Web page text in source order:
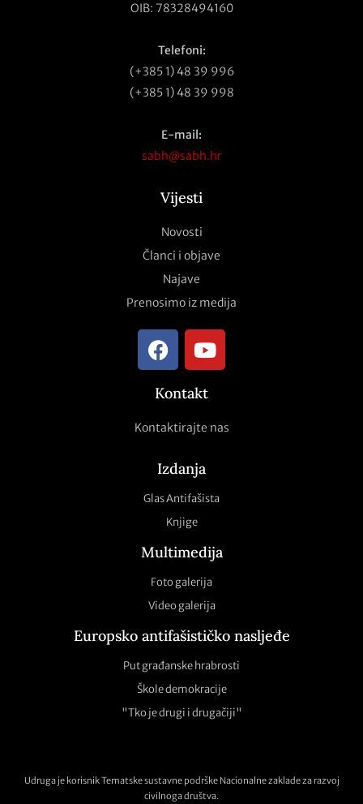
OIB: 78328494160
Telefoni:
(+385 1) 48 39 996
(+385 1) 48 39 998
E-mail:
sabh@sabh.hr
Vijesti
Novosti
Članci i objave
Najave
Prenosimo iz medija
Kontakt
Kontaktirajte nas
Izdanja
Glas Antifašista
Knjige
Multimedija
Foto galerija
Video galerija
Europsko antifašističko nasljeđe
Put građanske hrabrosti
Škole demokracije
"Tko je drugi i drugačiji"
Udruga je korisnik Tematske sustavne podrške Nacionalne zaklade za razvoj
civilnoga društva.